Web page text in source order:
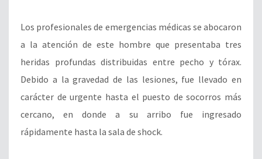
Los profesionales de emergencias médicas se abocaron
a la atención de este hombre que presentaba tres
heridas profundas distribuidas entre pecho y tórax.
Debido a la gravedad de las lesiones, fue llevado en
carácter de urgente hasta el puesto de socorros más
cercano, en donde a su arribo fue ingresado
rápidamente hasta la sala de shock.